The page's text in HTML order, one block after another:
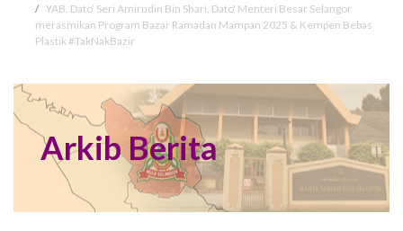
YAB. Dato’ Seri Amirudin Bin Shari, Dato' Menteri Besar Selangor
merasmikan Program Bazar Ramadan Mampan 2025 & Kempen Bebas
Plastik #TakNakBazir
Arkib Berita